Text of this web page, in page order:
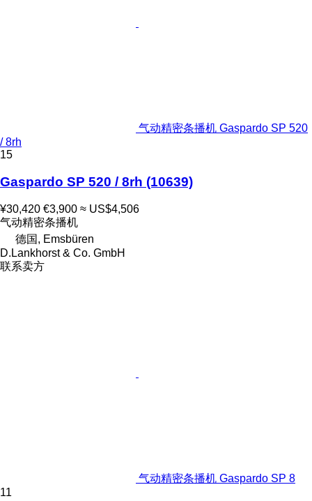
气动精密条播机 Gaspardo SP 520
/ 8rh
15
Gaspardo SP 520 / 8rh (10639)
¥30,420 €3,900 ≈ US$4,506
气动精密条播机
德国, Emsbüren
D.Lankhorst & Co. GmbH
联系卖方
气动精密条播机 Gaspardo SP 8
11